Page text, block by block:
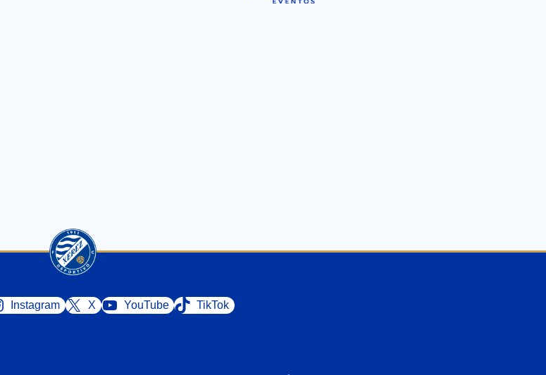
Instagram X YouTube TikTok